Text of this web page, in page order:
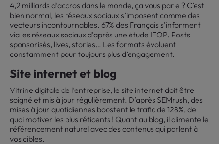
4,2 milliards d’accros dans le monde, ça vous parle ? C’est
bien normal, les réseaux sociaux s’imposent comme des
vecteurs incontournables. 67% des Français s’informent
via les réseaux sociaux d’après une étude IFOP. Posts
sponsorisés, lives, stories… Les formats évoluent
constamment pour toujours plus d’engagement.
Site internet et blog
Vitrine digitale de l’entreprise, le site internet doit être
soigné et mis à jour régulièrement. D’après SEMrush, des
mises à jour quotidiennes boostent le trafic de 128%, de
quoi motiver les plus réticents ! Quant au blog, il alimente le
référencement naturel avec des contenus qui parlent à
vos cibles.